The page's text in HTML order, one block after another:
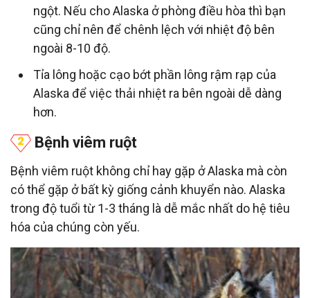
ngột. Nếu cho Alaska ở phòng điều hòa thì bạn
cũng chỉ nên để chênh lệch với nhiệt độ bên
ngoài 8-10 độ.
Tỉa lông hoặc cạo bớt phần lông rậm rạp của
Alaska để việc thải nhiệt ra bên ngoài dễ dàng
hơn.
Bệnh viêm ruột
Bệnh viêm ruột không chỉ hay gặp ở Alaska mà còn
có thể gặp ở bất kỳ giống cảnh khuyển nào. Alaska
trong độ tuổi từ 1-3 tháng là dễ mắc nhất do hệ tiêu
hóa của chúng còn yếu.